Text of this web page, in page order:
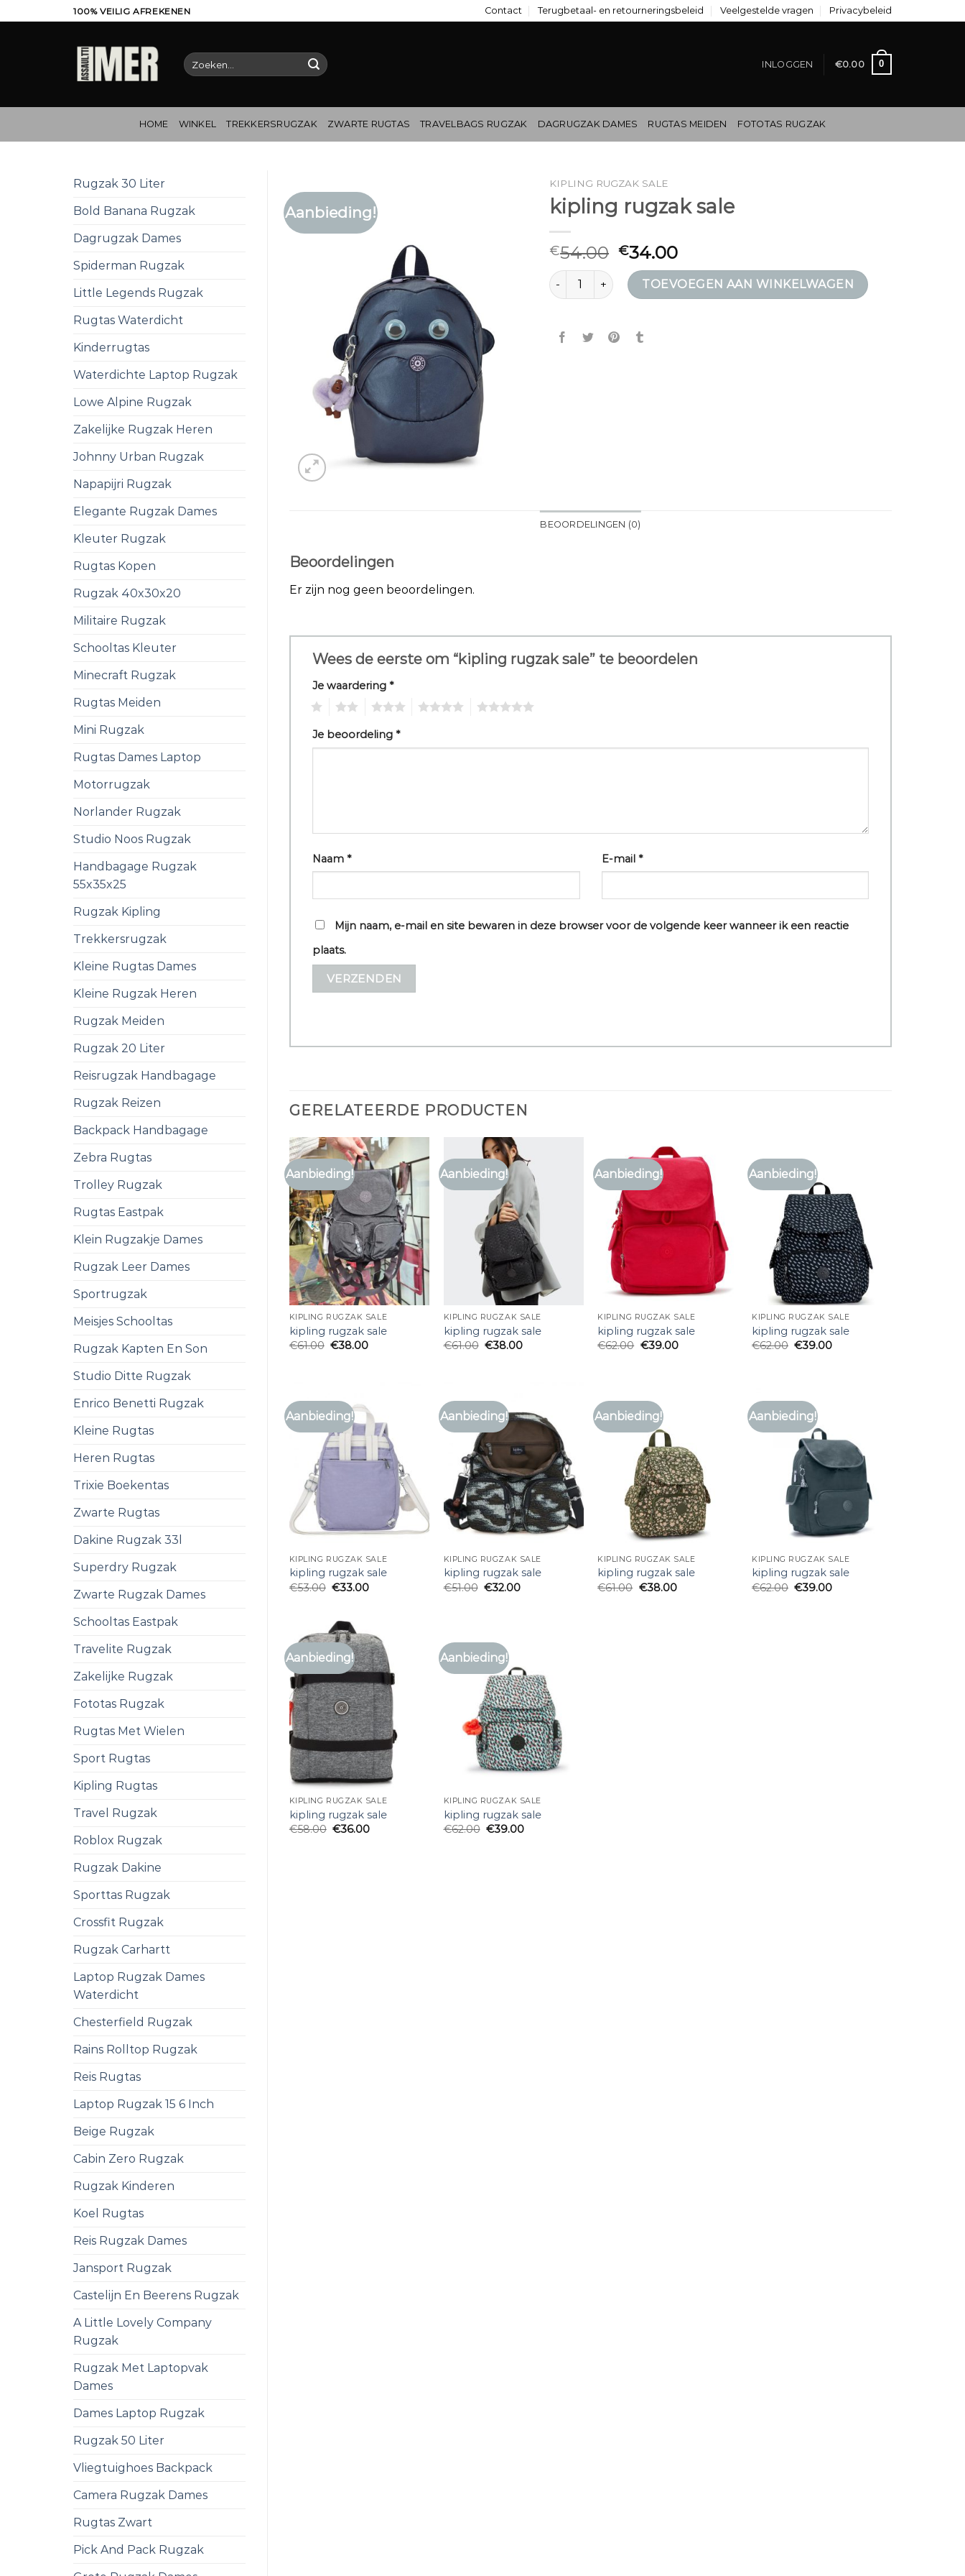
naar
100% VEILIG AFREKENEN Contact Terugbetaal- en retourneringsbeleid Veelgestelde vragen Privacybeleid
Zoeken
naar:
INLOGGEN €0.00 0
HOME WINKEL TREKKERSRUGZAK ZWARTE RUGTAS TRAVELBAGS RUGZAK DAGRUGZAK DAMES RUGTAS MEIDEN FOTOTAS RUGZAK
Rugzak 30 Liter
Bold Banana Rugzak
Dagrugzak Dames
Spiderman Rugzak
Little Legends Rugzak
Rugtas Waterdicht
Kinderrugtas
Waterdichte Laptop Rugzak
Lowe Alpine Rugzak
Zakelijke Rugzak Heren
Johnny Urban Rugzak
Napapijri Rugzak
Elegante Rugzak Dames
Kleuter Rugzak
Rugtas Kopen
Rugzak 40x30x20
Militaire Rugzak
Schooltas Kleuter
Minecraft Rugzak
Rugtas Meiden
Mini Rugzak
Rugtas Dames Laptop
Motorrugzak
Norlander Rugzak
Studio Noos Rugzak
Handbagage Rugzak
55x35x25
Rugzak Kipling
Trekkersrugzak
Kleine Rugtas Dames
Kleine Rugzak Heren
Rugzak Meiden
Rugzak 20 Liter
Reisrugzak Handbagage
Rugzak Reizen
Backpack Handbagage
Zebra Rugtas
Trolley Rugzak
Rugtas Eastpak
Klein Rugzakje Dames
Rugzak Leer Dames
Sportrugzak
Meisjes Schooltas
Rugzak Kapten En Son
Studio Ditte Rugzak
Enrico Benetti Rugzak
Kleine Rugtas
Heren Rugtas
Trixie Boekentas
Zwarte Rugtas
Dakine Rugzak 33l
Superdry Rugzak
Zwarte Rugzak Dames
Schooltas Eastpak
Travelite Rugzak
Zakelijke Rugzak
Fototas Rugzak
Rugtas Met Wielen
Sport Rugtas
Kipling Rugtas
Travel Rugzak
Roblox Rugzak
Rugzak Dakine
Sporttas Rugzak
Crossfit Rugzak
Rugzak Carhartt
Laptop Rugzak Dames
Waterdicht
Chesterfield Rugzak
Rains Rolltop Rugzak
Reis Rugtas
Laptop Rugzak 15 6 Inch
Beige Rugzak
Cabin Zero Rugzak
Rugzak Kinderen
Koel Rugtas
Reis Rugzak Dames
Jansport Rugzak
Castelijn En Beerens Rugzak
A Little Lovely Company
Rugzak
Rugzak Met Laptopvak
Dames
Dames Laptop Rugzak
Rugzak 50 Liter
Vliegtuighoes Backpack
Camera Rugzak Dames
Rugtas Zwart
Pick And Pack Rugzak
Aanbieding!
KIPLING RUGZAK SALE
kipling rugzak sale
€54.00 €34.00
kipling rugzak sale aantalTOEVOEGEN AAN WINKELWAGEN
BEOORDELINGEN (0)
Beoordelingen
Er zijn nog geen beoordelingen.
Wees de eerste om “kipling rugzak sale” te beoordelen
Je waardering *
Je beoordeling *
Naam * E-mail *
Mijn naam, e-mail en site bewaren in deze browser voor de volgende keer wanneer ik een reactie
plaats.
GERELATEERDE PRODUCTEN
Aanbieding!
KIPLING RUGZAK SALE
kipling rugzak sale
€61.00 €38.00
Aanbieding!
KIPLING RUGZAK SALE
kipling rugzak sale
€61.00 €38.00
Aanbieding!
KIPLING RUGZAK SALE
kipling rugzak sale
€62.00 €39.00
Aanbieding!
KIPLING RUGZAK SALE
kipling rugzak sale
€62.00 €39.00
Aanbieding!
KIPLING RUGZAK SALE
kipling rugzak sale
€53.00 €33.00
Aanbieding!
KIPLING RUGZAK SALE
kipling rugzak sale
€51.00 €32.00
Aanbieding!
KIPLING RUGZAK SALE
kipling rugzak sale
€61.00 €38.00
Aanbieding!
KIPLING RUGZAK SALE
kipling rugzak sale
€62.00 €39.00
Aanbieding!
KIPLING RUGZAK SALE
kipling rugzak sale
€58.00 €36.00
Aanbieding!
KIPLING RUGZAK SALE
kipling rugzak sale
€62.00 €39.00